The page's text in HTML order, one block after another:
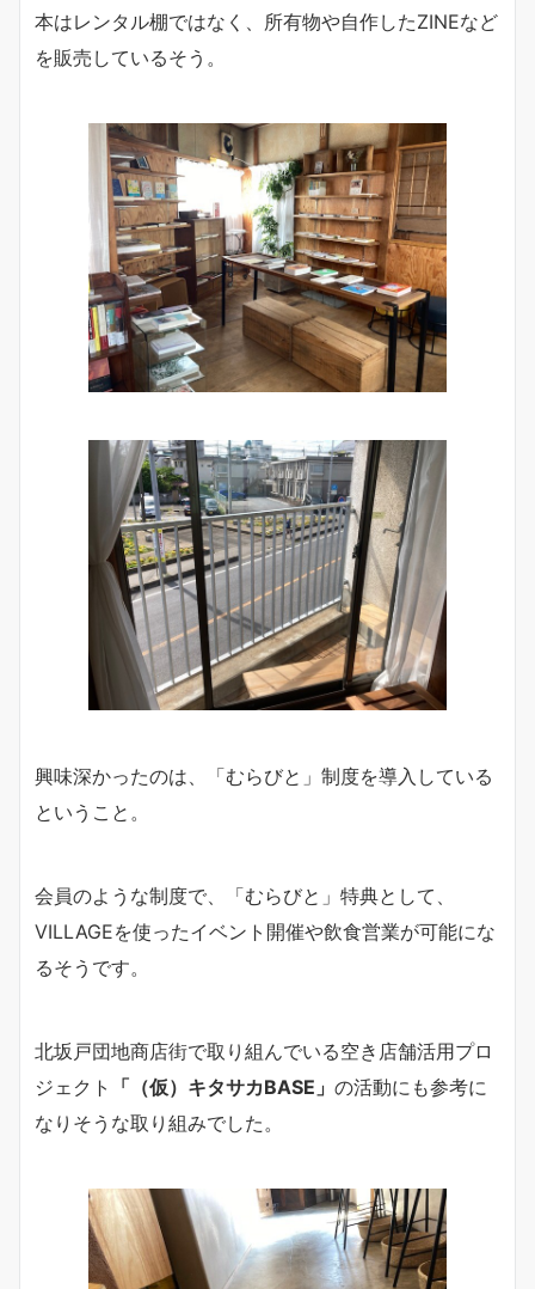
本はレンタル棚ではなく、所有物や自作したZINEなど
を販売しているそう。
興味深かったのは、「むらびと」制度を導入している
ということ。
会員のような制度で、「むらびと」特典として、
VILLAGEを使ったイベント開催や飲食営業が可能にな
るそうです。
北坂戸団地商店街で取り組んでいる空き店舗活用プロ
ジェクト
「（仮）キタサカBASE」 の活動にも参考に
なりそうな取り組みでした。